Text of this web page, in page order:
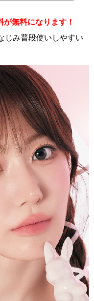
無料になります！
じみ普段使いしやすい